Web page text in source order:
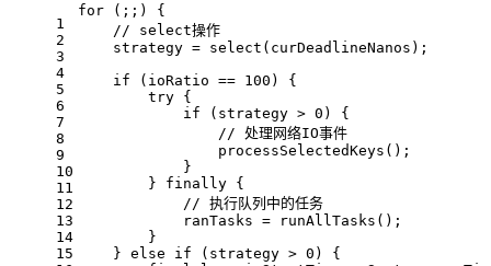
1
2
3
4
5
6
7
8
9
10
11
12
13
14
15
for (;;) {
// select操作
    strategy = select(curDeadlineNanos);
if (ioRatio == 100 ) {
try {
if (strategy > 0 ) {
// 处理网络IO事件
                processSelectedKeys();
            }
        }
finally {
// 执行队列中的任务
            ranTasks = runAllTasks();
        }
    }
else if (strategy > 0 ) {